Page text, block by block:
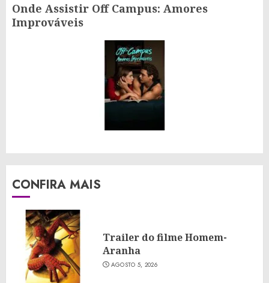
Próximo
post:
Onde Assistir Off Campus: Amores
Improváveis
CONFIRA MAIS
Trailer do filme Homem-
Aranha
AGOSTO 5, 2026